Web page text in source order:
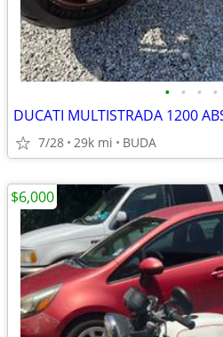
• • • •
DUCATI MULTISTRADA 1200
7/28 29k mi BUDA
$6,000